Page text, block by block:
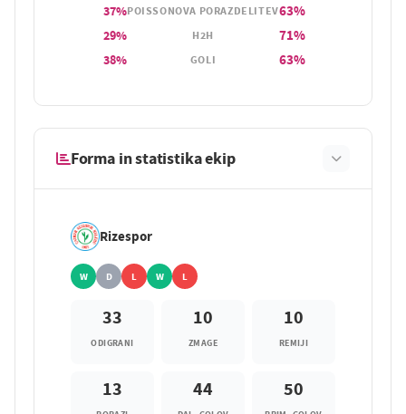
37%POISSONOVA PORAZDELITEV63%
29% H2H 71%
38% GOLI 63%
Forma in statistika ekip
Rizespor
W D L W L
33
ODIGRANI
10
ZMAGE
10
REMIJI
13 44 50